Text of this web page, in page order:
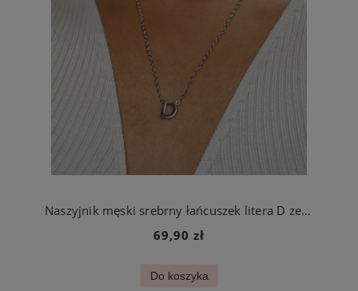
Naszyjnik męski srebrny łańcuszek litera D ze stali chirurgicznej
69,90 zł
Do koszyka